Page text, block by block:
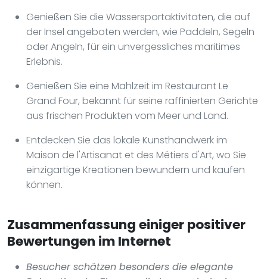
Genießen Sie die Wassersportaktivitäten, die auf
der Insel angeboten werden, wie Paddeln, Segeln
oder Angeln, für ein unvergessliches maritimes
Erlebnis.
Genießen Sie eine Mahlzeit im Restaurant Le
Grand Four, bekannt für seine raffinierten Gerichte
aus frischen Produkten vom Meer und Land.
Entdecken Sie das lokale Kunsthandwerk im
Maison de l'Artisanat et des Métiers d'Art, wo Sie
einzigartige Kreationen bewundern und kaufen
können.
Zusammenfassung einiger positiver
Bewertungen im Internet
Besucher schätzen besonders die elegante